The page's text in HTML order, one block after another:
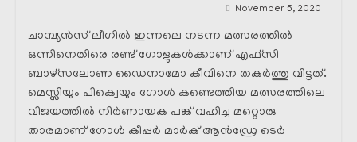
November 5, 2020
ചാമ്പ്യൻസ് ലീഗിൽ ഇന്നലെ നടന്ന മത്സരത്തിൽ
ഒന്നിനെതിരെ രണ്ട് ഗോളുകൾക്കാണ് എഫ്സി
ബാഴ്സലോണ ഡൈനാമോ കീവിനെ തകർത്തു വിട്ടത്.
മെസ്സിയും പിക്വെയും ഗോൾ കണ്ടെത്തിയ മത്സരത്തിലെ
വിജയത്തിൽ നിർണായക പങ്ക് വഹിച്ച മറ്റൊരു
താരമാണ് ഗോൾ കീപ്പർ മാർക് ആൻഡ്രേ ടെർ